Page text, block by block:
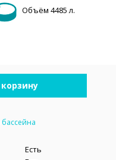
Объём 4485 л.
бассейна
Есть